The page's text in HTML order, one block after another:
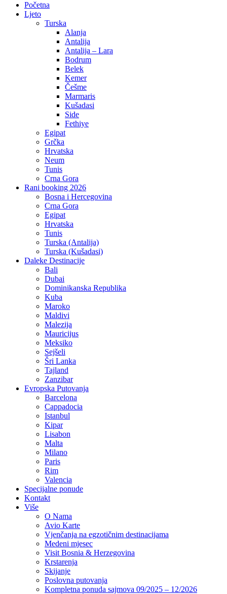
Početna
Ljeto
Turska
Alanja
Antalija
Antalija – Lara
Bodrum
Belek
Kemer
Češme
Marmaris
Kušadasi
Side
Fethiye
Egipat
Grčka
Hrvatska
Neum
Tunis
Crna Gora
Rani booking 2026
Bosna i Hercegovina
Crna Gora
Egipat
Hrvatska
Tunis
Turska (Antalija)
Turska (Kušadasi)
Daleke Destinacije
Bali
Dubai
Dominikanska Republika
Kuba
Maroko
Maldivi
Malezija
Mauricijus
Meksiko
Sejšeli
Šri Lanka
Tajland
Zanzibar
Evropska Putovanja
Barcelona
Cappadocia
Istanbul
Kipar
Lisabon
Malta
Milano
Paris
Rim
Valencia
Specijalne ponude
Kontakt
Više
O Nama
Avio Karte
Vjenčanja na egzotičnim destinacijama
Medeni mjesec
Visit Bosnia & Herzegovina
Krstarenja
Skijanje
Poslovna putovanja
Kompletna ponuda sajmova 09/2025 – 12/2026